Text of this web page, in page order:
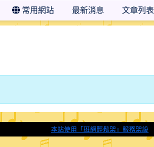
常用網站 最新消息 文章列表
本站使用「班網輕鬆架」服務架設